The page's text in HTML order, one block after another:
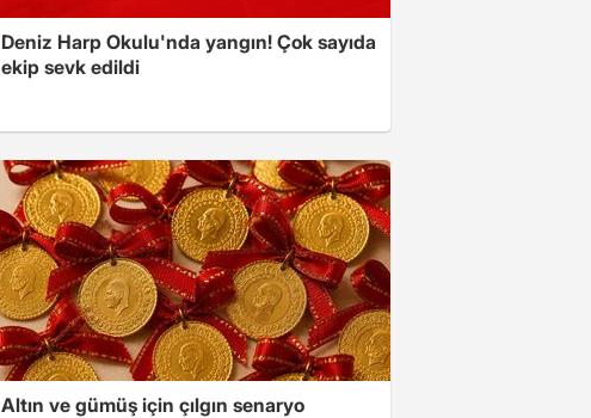
Deniz Harp Okulu'nda yangın! Çok sayıda
ekip sevk edildi
Altın ve gümüş için çılgın senaryo